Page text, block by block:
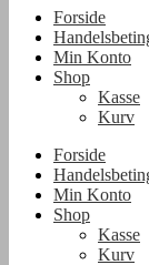
Forside
Min Konto
Shop
Kasse
Kurv
Forside
Min Konto
Shop
Kasse
Kurv